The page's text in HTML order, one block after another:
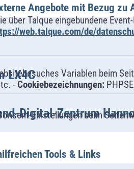
über Talque eingebundene
web.talque.com/de/
Variablen beim
-Cookiebezeichnungen:
Einstellungen beim
Angebote mit Bezug zu
LX4C
Digital-Zentrum
Tools & Links